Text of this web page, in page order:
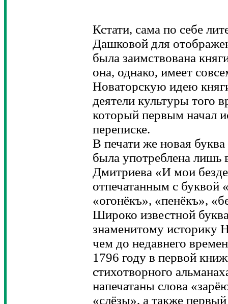
Кстати, сама по себе
Дашковой для
была заимствована
она, однако, имеет
Новаторскую идею
деятели культуры того
который первым начал
переписке.
В печати же новая
была употреблена
Дмитриева «И мои
отпечатанным с буквой
«огонёкъ», «пенёкъ»,
Широко известной
знаменитому историку
чем до недавнего
1796 году в первой
стихотворного
напечатаны слова
«слёзы», а также